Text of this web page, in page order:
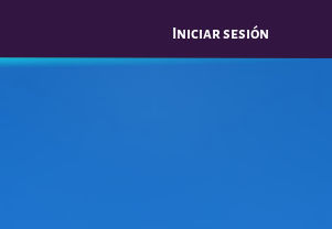
Iniciar sesión